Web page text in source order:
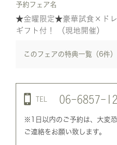
予約フェア名
★金曜限定★豪華試食×ドレ
ギフト付！ （現地開催）
このフェアの特典一覧（6件）
TEL 06-6857-
※1日以内のご予約は、大変
ご連絡をお願い致します。